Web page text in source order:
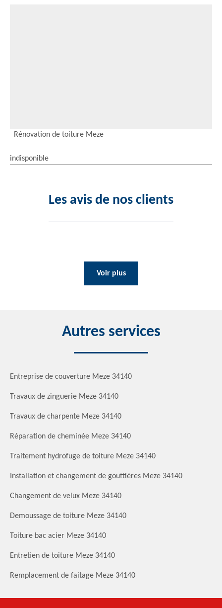
Rénovation de toiture Meze
indisponible
Les avis de nos clients
Voir plus
Autres services
Entreprise de couverture Meze 34140
Travaux de zinguerie Meze 34140
Travaux de charpente Meze 34140
Réparation de cheminée Meze 34140
Traitement hydrofuge de toiture Meze 34140
Installation et changement de gouttières Meze 34140
Changement de velux Meze 34140
Demoussage de toiture Meze 34140
Toiture bac acier Meze 34140
Entretien de toiture Meze 34140
Remplacement de faitage Meze 34140